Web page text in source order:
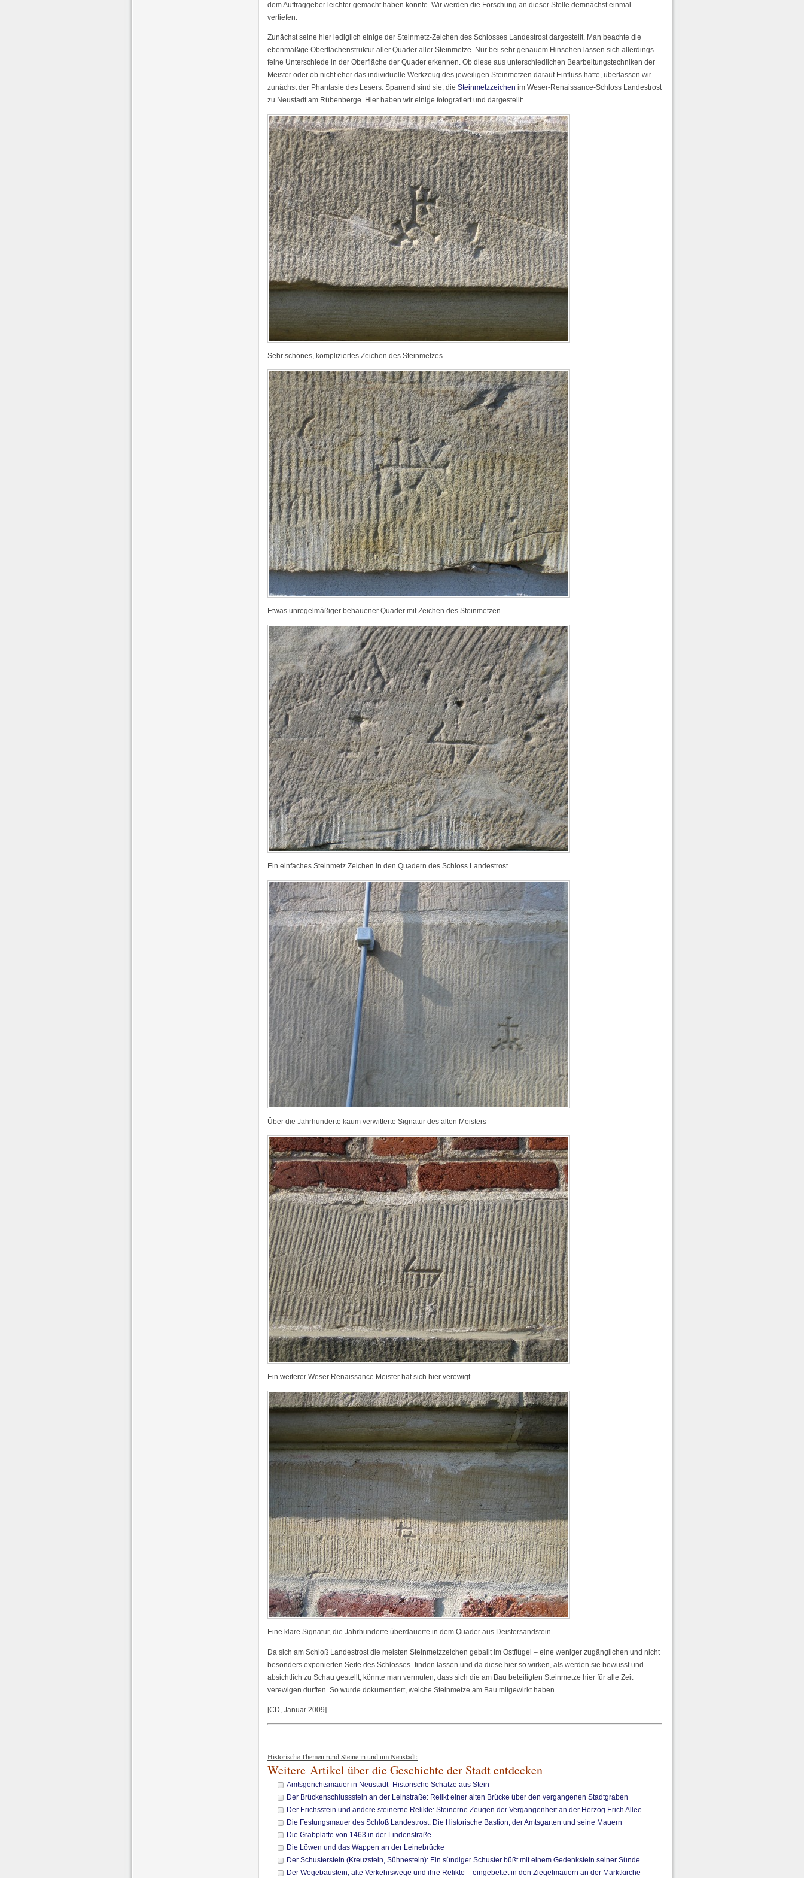
dem Auftraggeber leichter gemacht haben könnte. Wir werden die Forschung an dieser Stelle demnächst einmal
vertiefen.
Zunächst seine hier lediglich einige der Steinmetz-Zeichen des Schlosses Landestrost dargestellt. Man beachte die
ebenmäßige Oberflächenstruktur aller Quader aller Steinmetze. Nur bei sehr genauem Hinsehen lassen sich allerdings
feine Unterschiede in der Oberfläche der Quader erkennen. Ob diese aus unterschiedlichen Bearbeitungstechniken der
Meister oder ob nicht eher das individuelle Werkzeug des jeweiligen Steinmetzen darauf Einfluss hatte, überlassen wir
zunächst der Phantasie des Lesers. Spanend sind sie, die Steinmetzzeichen im Weser-Renaissance-Schloss Landestrost
zu Neustadt am Rübenberge. Hier haben wir einige fotografiert und dargestellt:
Sehr schönes, kompliziertes Zeichen des Steinmetzes
Etwas unregelmäßiger behauener Quader mit Zeichen des Steinmetzen
Ein einfaches Steinmetz Zeichen in den Quadern des Schloss Landestrost
Über die Jahrhunderte kaum verwitterte Signatur des alten Meisters
Ein weiterer Weser Renaissance Meister hat sich hier verewigt.
Eine klare Signatur, die Jahrhunderte überdauerte in dem Quader aus Deistersandstein
Da sich am Schloß Landestrost die meisten Steinmetzzeichen geballt im Ostflügel – eine weniger zugänglichen und nicht
besonders exponierten Seite des Schlosses- finden lassen und da diese hier so wirken, als werden sie bewusst und
absichtlich zu Schau gestellt, könnte man vermuten, dass sich die am Bau beteiligten Steinmetze hier für alle Zeit
verewigen durften. So wurde dokumentiert, welche Steinmetze am Bau mitgewirkt haben.
[CD, Januar 2009]
Historische Themen rund Steine in und um Neustadt:
Weitere Artikel über die Geschichte der Stadt entdecken
Amtsgerichtsmauer in Neustadt -Historische Schätze aus Stein
Der Brückenschlussstein an der Leinstraße: Relikt einer alten Brücke über den vergangenen Stadtgraben
Der Erichsstein und andere steinerne Relikte: Steinerne Zeugen der Vergangenheit an der Herzog Erich Allee
Die Festungsmauer des Schloß Landestrost: Die Historische Bastion, der Amtsgarten und seine Mauern
Die Grabplatte von 1463 in der Lindenstraße
Die Löwen und das Wappen an der Leinebrücke
Der Schusterstein (Kreuzstein, Sühnestein): Ein sündiger Schuster büßt mit einem Gedenkstein seiner Sünde
Der Wegebaustein, alte Verkehrswege und ihre Relikte – eingebettet in den Ziegelmauern an der Marktkirche